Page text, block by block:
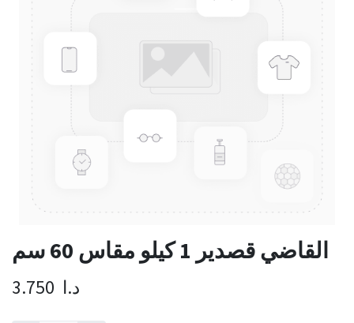
القاضي قصدير 1 كيلو مقاس 60 سم
3.750 د.ا